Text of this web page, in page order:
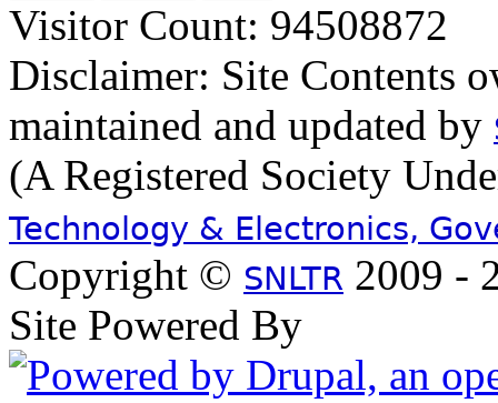
Visitor Count: 94508872
Disclaimer: Site Contents
maintained and updated by
(A Registered Society
Technology & Electronics,
Copyright © SNLTR 2009 -
Site Powered By